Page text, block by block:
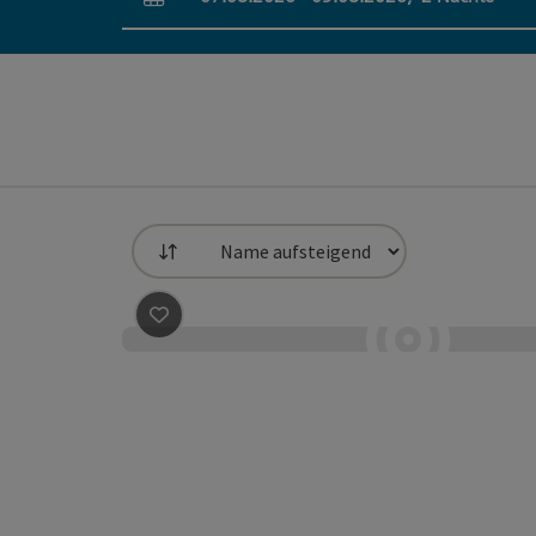
An- und Abreisefelder
Sortierung
Beitrag merken